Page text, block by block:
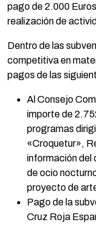
pago de 2.000
realización de
Dentro de las
competitiva en
pagos de las
Al Consejo
importe de
programas
«Croquetur»,
información del
de ocio
proyecto de
Pago de la
Cruz Roja